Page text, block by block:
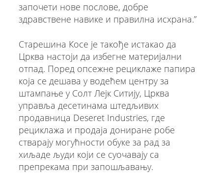
започети нове послове, добре
здравствене навике и правилна исхрана.”
Старешина Косе је такође истакао да
Црква настоји да избегне материјални
отпад. Поред опсежне рециклаже папира
која се дешава у водећем центру за
штампање у Солт Лејк Ситију, Црква
управља десетинама штедљивих
продавница Deseret Industries, где
рециклажа и продаја дониране робе
стварају могућности обуке за рад за
хиљаде људи који се суочавају са
препрекама при запошљавању.